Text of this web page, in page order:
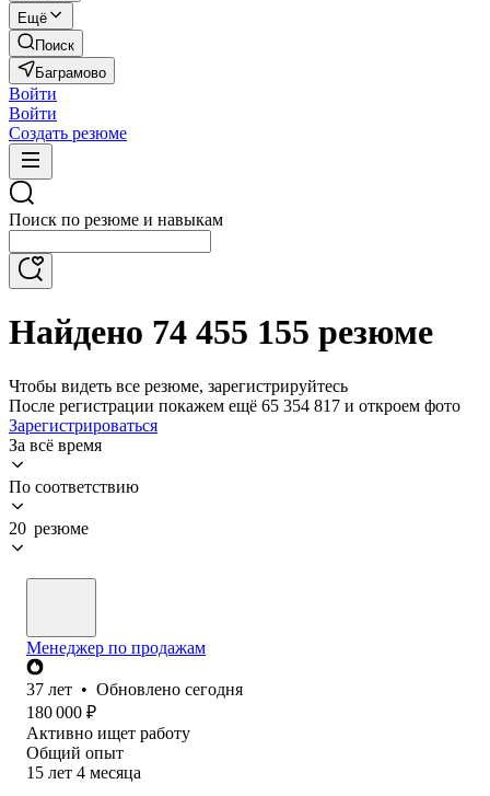
Ещё
Поиск
Баграмово
Войти
Войти
Создать резюме
Поиск по резюме и навыкам
Найдено 74 455 155 резюме
Чтобы видеть все резюме, зарегистрируйтесь
После регистрации покажем ещё 65 354 817 и откроем фото
Зарегистрироваться
За всё время
По соответствию
20 резюме
Менеджер по продажам
37 лет • Обновлено сегодня
180 000 ₽
Активно ищет работу
Общий опыт
15 лет 4 месяца